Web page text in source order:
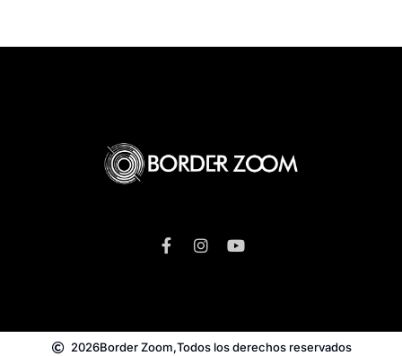
2026Border Zoom,Todos los derechos reservados